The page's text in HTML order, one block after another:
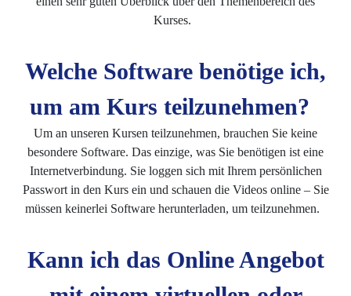
Kurses.
Welche Software benötige ich,
um am Kurs teilzunehmen?
Um an unseren Kursen teilzunehmen, brauchen Sie keine
besondere Software. Das einzige, was Sie benötigen ist eine
Internetverbindung. Sie loggen sich mit Ihrem persönlichen
Passwort in den Kurs ein und schauen die Videos online – Sie
müssen keinerlei Software herunterladen, um teilzunehmen.
Kann ich das Online Angebot